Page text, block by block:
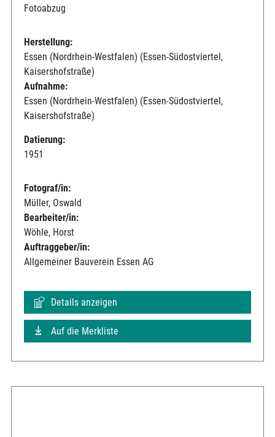
Fotoabzug
Herstellung:
Essen (Nordrhein-Westfalen) (Essen-Südostviertel,
Kaisershofstraße)
Aufnahme:
Essen (Nordrhein-Westfalen) (Essen-Südostviertel,
Kaisershofstraße)
Datierung:
1951
Fotograf/in:
Müller, Oswald
Bearbeiter/in:
Wöhle, Horst
Auftraggeber/in:
Allgemeiner Bauverein Essen AG
Details anzeigen
Auf die Merkliste